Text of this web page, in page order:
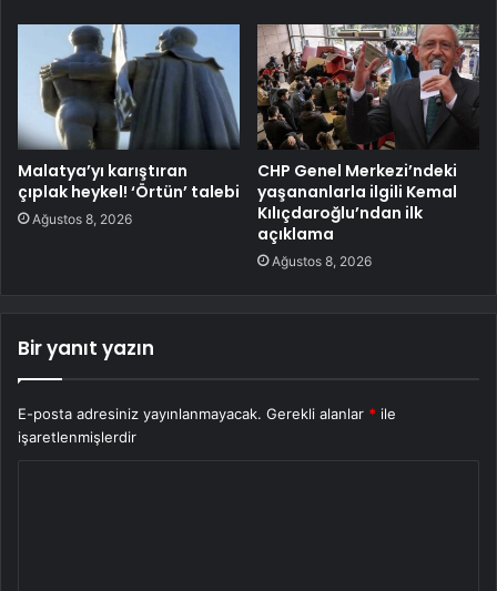
Malatya’yı karıştıran
çıplak heykel! ‘Örtün’ talebi
Ağustos 8, 2026
CHP Genel Merkezi’ndeki
yaşananlarla ilgili Kemal
Kılıçdaroğlu’ndan ilk
açıklama
Ağustos 8, 2026
Bir yanıt yazın
E-posta adresiniz yayınlanmayacak. Gerekli alanlar * ile
işaretlenmişlerdir